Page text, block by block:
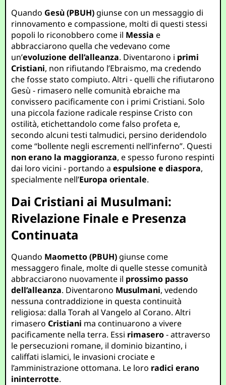
Quando Gesù (PBUH) giunse con un messaggio di
rinnovamento e compassione, molti di questi stessi
popoli lo riconobbero come il Messia e
abbracciarono quella che vedevano come
un’evoluzione dell’alleanza. Diventarono i primi
Cristiani, non rifiutando l’Ebraismo, ma credendo
che fosse stato compiuto. Altri - quelli che rifiutarono
Gesù - rimasero nelle comunità ebraiche ma
convissero pacificamente con i primi Cristiani. Solo
una piccola fazione radicale respinse Cristo con
ostilità, etichettandolo come falso profeta e,
secondo alcuni testi talmudici, persino deridendolo
come “bollente negli escrementi nell’inferno”. Questi
non erano la maggioranza, e spesso furono respinti
dai loro vicini - portando aespulsione e diaspora,
specialmente nell’Europa orientale.
Dai Cristiani ai Musulmani:
Rivelazione Finale e Presenza
Continuata
Quando Maometto (PBUH) giunse come
messaggero finale, molte di quelle stesse comunità
abbracciarono nuovamente il prossimo passo
dell’alleanza. Diventarono Musulmani, vedendo
nessuna contraddizione in questa continuità
religiosa: dalla Torah al Vangelo al Corano. Altri
rimaseroCristiani ma continuarono a vivere
pacificamente nella terra. Essi rimasero- attraverso
le persecuzioni romane, il dominio bizantino, i
califfati islamici, le invasioni crociate e
l’amministrazione ottomana. Le loro radici erano
ininterrotte.